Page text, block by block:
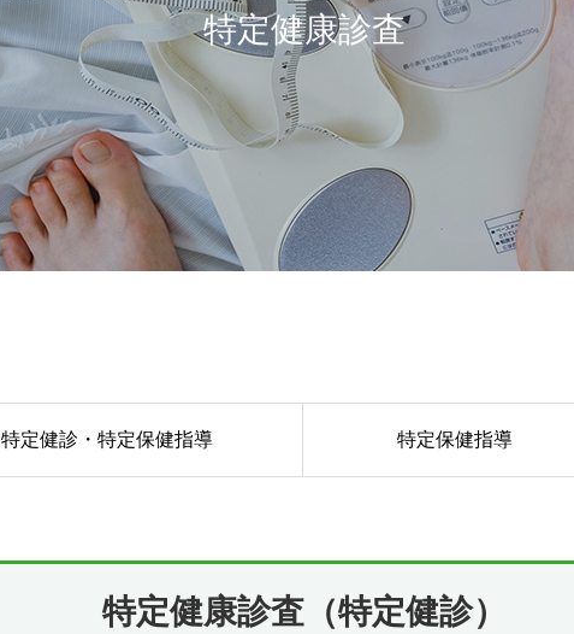
特定健康診査
特定健診・特定保健指導 特定保健指導
特定健康診査（特定健診）